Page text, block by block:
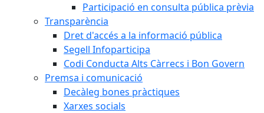
Participació en consulta pública prèvia
Transparència
Dret d'accés a la informació pública
Segell Infoparticipa
Codi Conducta Alts Càrrecs i Bon Govern
Premsa i comunicació
Decàleg bones pràctiques
Xarxes socials